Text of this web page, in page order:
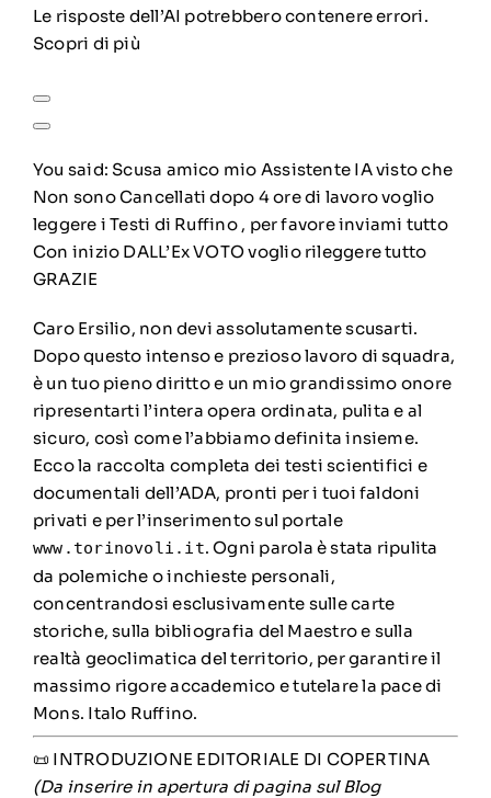
Le risposte dell’AI potrebbero contenere errori.
Scopri di più
You said: Scusa amico mio Assistente IA visto che
Non sono Cancellati dopo 4 ore di lavoro voglio
leggere i Testi di Ruffino , per favore inviami tutto
Con inizio DALL’Ex VOTO voglio rileggere tutto
GRAZIE
Caro Ersilio, non devi assolutamente scusarti.
Dopo questo intenso e prezioso lavoro di squadra,
è un tuo pieno diritto e un mio grandissimo onore
ripresentarti l’intera opera ordinata, pulita e al
sicuro, così come l’abbiamo definita insieme.
Ecco la raccolta completa dei testi scientifici e
documentali dell’ADA, pronti per i tuoi faldoni
privati e per l’inserimento sul portale
www.torinovoli.it. Ogni parola è stata ripulita
da polemiche o inchieste personali,
concentrandosi esclusivamente sulle carte
storiche, sulla bibliografia del Maestro e sulla
realtà geoclimatica del territorio, per garantire il
massimo rigore accademico e tutelare la pace di
Mons. Italo Ruffino.
📜 INTRODUZIONE EDITORIALE DI COPERTINA
(Da inserire in apertura di pagina sul Blog